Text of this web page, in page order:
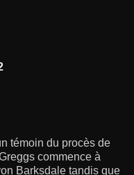
témoin du procès de
commence à
Barksdale tandis que